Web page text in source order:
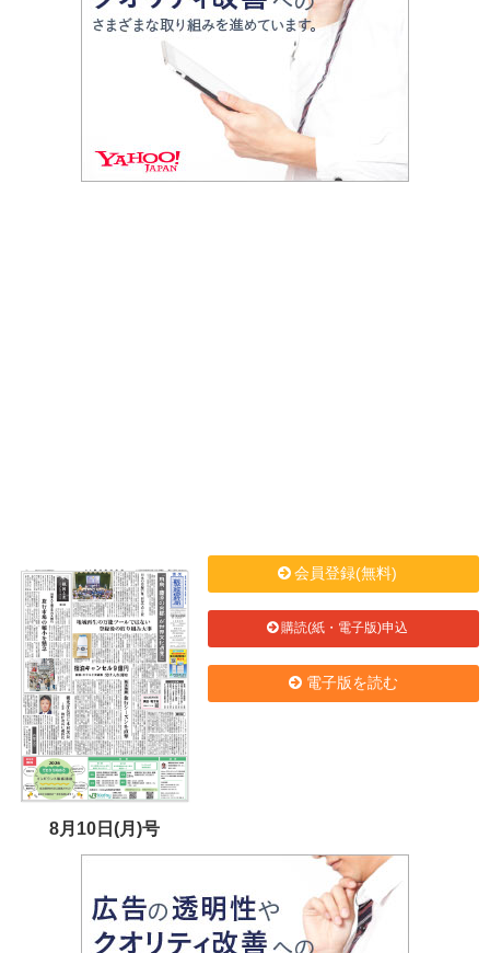
8月10日(月)号
会員登録(無料)
購読(紙・電子版)申込
電子版を読む